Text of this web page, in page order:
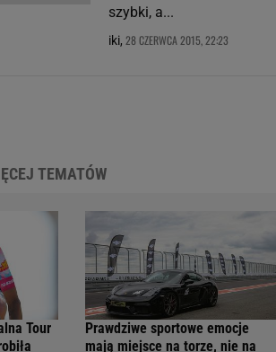
szybki, a...
iki, 28 CZERWCA 2015, 22:23
TEMATÓW
Tour
Prawdziwe sportowe emocje
mają miejsce na torze, nie na